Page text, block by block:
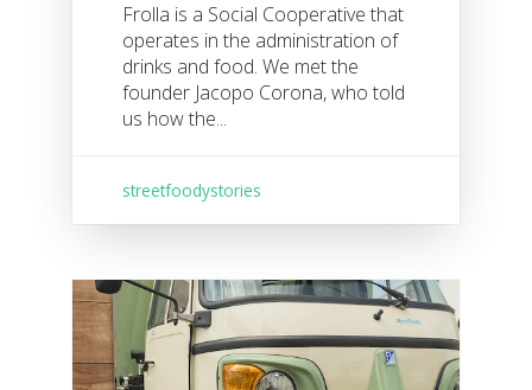
Frolla is a Social Cooperative that
operates in the administration of
drinks and food. We met the
founder Jacopo Corona, who told
us how the...
streetfoodystories